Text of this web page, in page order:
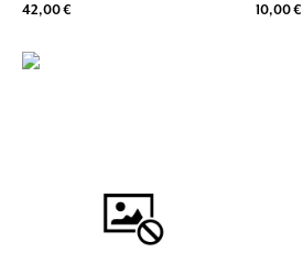
42,00 € 10,00 €